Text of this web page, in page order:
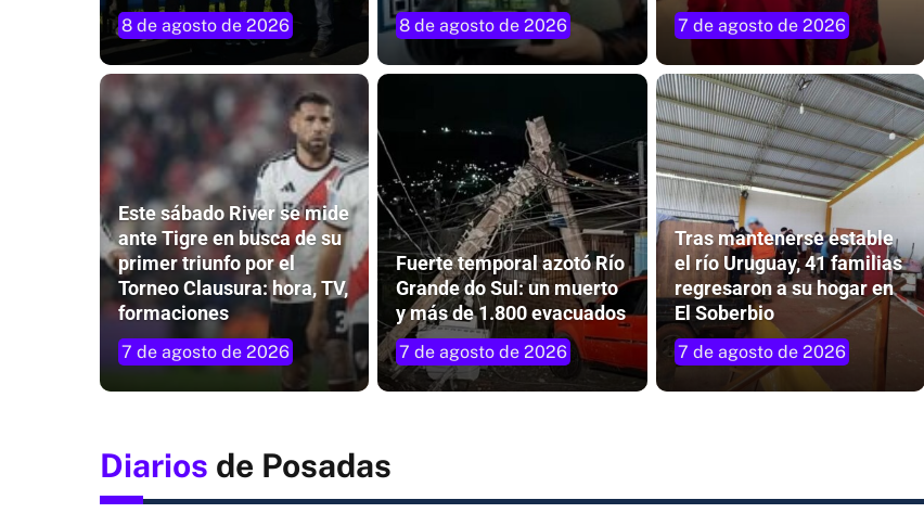
8 de agosto de 2026 8 de agosto de 2026 7 de agosto de 2026
Este sábado River se mide
ante Tigre en busca de su
primer triunfo por el
Torneo Clausura: hora, TV,
formaciones
7 de agosto de 2026
Fuerte temporal azotó Río
Grande do Sul: un muerto
y más de 1.800 evacuados
7 de agosto de 2026
Tras mantenerse estable
el río Uruguay, 41 familias
regresaron a su hogar en
El Soberbio
7 de agosto de 2026
Diarios de Posadas
Giranda pone en movimiento el sábado de
Un viaje imperdible: La Odisea continúa